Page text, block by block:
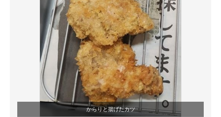
進化するPCとデバイスの未来
好きが集まる 比べて選べる
ビジネスと働き方のヒント
AI活用のいまが分かる
企業ITのトレンドを詳説
からりと揚げたカツ